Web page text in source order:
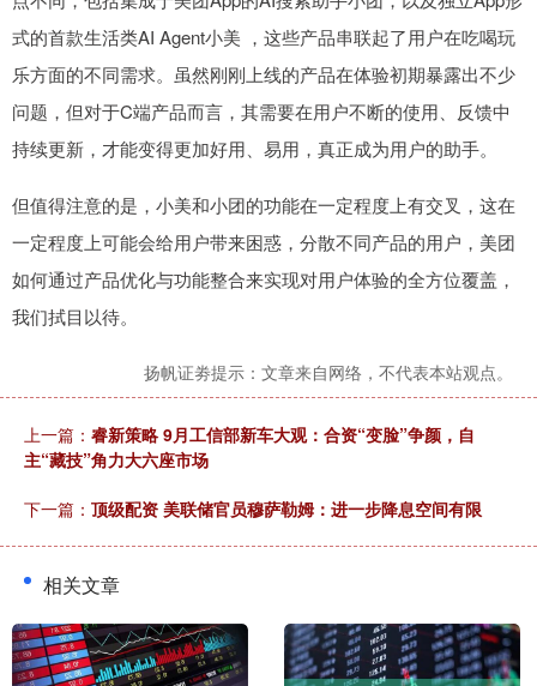
式的首款生活类AI Agent小美 ，这些产品串联起了用户在吃喝玩
乐方面的不同需求。虽然刚刚上线的产品在体验初期暴露出不少
问题，但对于C端产品而言，其需要在用户不断的使用、反馈中
持续更新，才能变得更加好用、易用，真正成为用户的助手。
但值得注意的是，小美和小团的功能在一定程度上有交叉，这在
一定程度上可能会给用户带来困惑，分散不同产品的用户，美团
如何通过产品优化与功能整合来实现对用户体验的全方位覆盖，
我们拭目以待。
扬帆证劵提示：文章来自网络，不代表本站观点。
上一篇： 睿新策略 9月工信部新车大观：合资“变脸”争颜，自
主“藏技”角力大六座市场
下一篇： 顶级配资 美联储官员穆萨勒姆：进一步降息空间有限
相关文章